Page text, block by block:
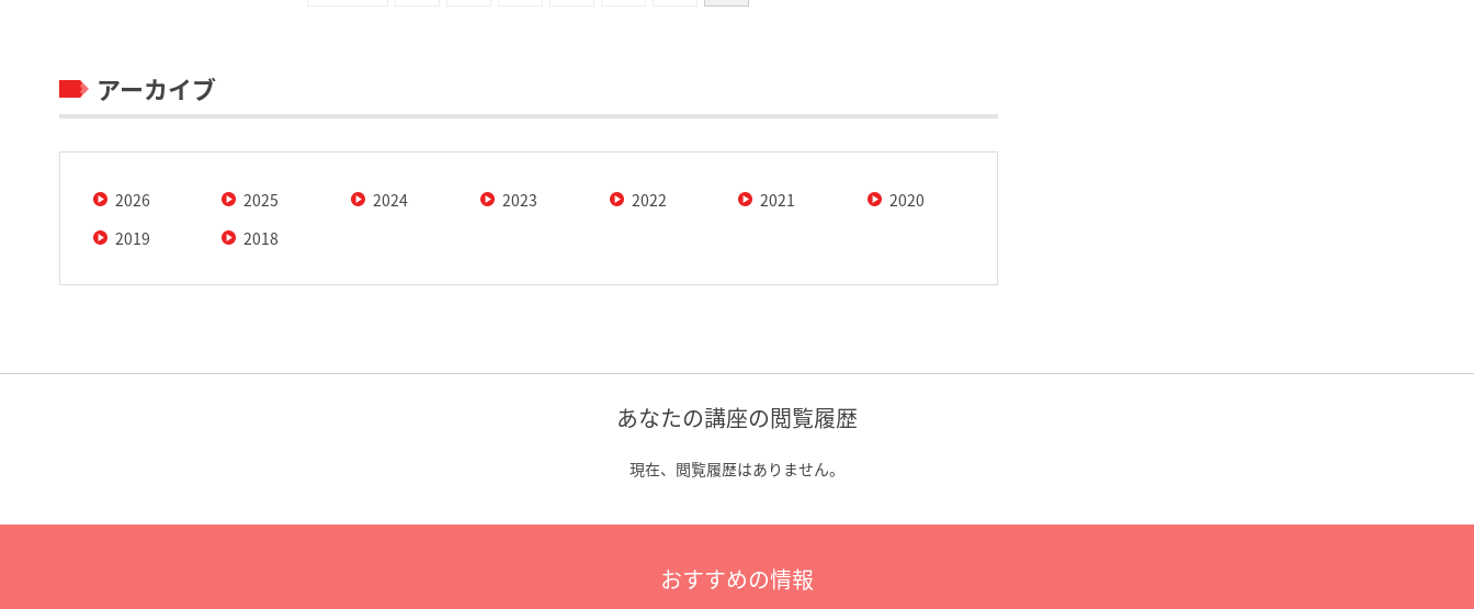
アーカイブ
2026 2025 2024 2023 2022 2021
2020
2019
2018
あなたの講座の閲覧履歴
現在、閲覧履歴はありません。
おすすめの情報